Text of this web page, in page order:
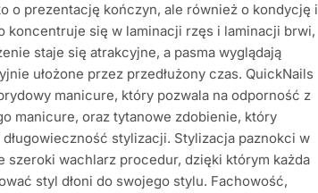
o prezentację kończyn, ale również o kondycję i
koncentruje się w laminacji rzęs i laminacji brwi,
staje się atrakcyjne, a pasma wyglądają
ułożone przez przedłużony czas. QuickNails
manicure, który pozwala na odporność z
manicure, oraz tytanowe zdobienie, który
długowieczność stylizacji. Stylizacja paznokci w
szeroki wachlarz procedur, dzięki którym każda
styl dłoni do swojego stylu. Fachowość,